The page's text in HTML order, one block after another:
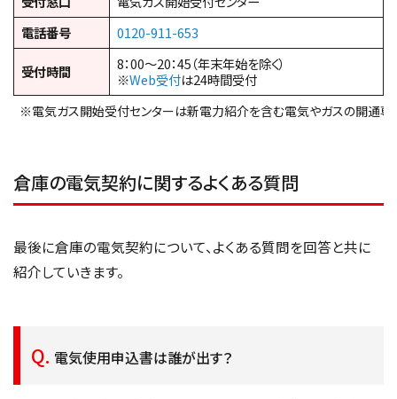
電話番号
0120-911-653
受付時間
8：00～20：45（年末年始を除く）
※Web受付は24時間受付
※電気ガス開始受付センターは新電力紹介を含む電気やガスの開通専
倉庫の電気契約に関するよくある質問
最後に倉庫の電気契約について、よくある質問を回答と共に
紹介していきます。
電気使用申込書は誰が出す？